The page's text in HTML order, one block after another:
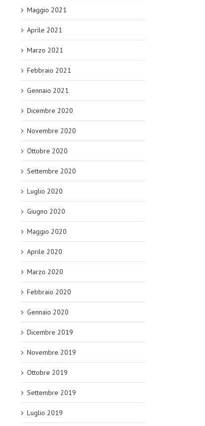
Maggio 2021
Aprile 2021
Marzo 2021
Febbraio 2021
Gennaio 2021
Dicembre 2020
Novembre 2020
Ottobre 2020
Settembre 2020
Luglio 2020
Giugno 2020
Maggio 2020
Aprile 2020
Marzo 2020
Febbraio 2020
Gennaio 2020
Dicembre 2019
Novembre 2019
Ottobre 2019
Settembre 2019
Luglio 2019